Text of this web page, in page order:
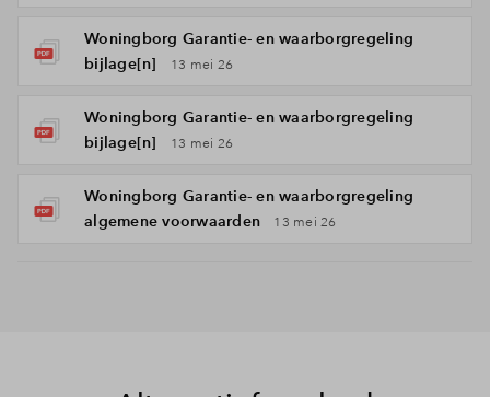
Woningborg Garantie- en waarborgregeling
bijlage[n]
13 mei 26
Woningborg Garantie- en waarborgregeling
bijlage[n]
13 mei 26
Woningborg Garantie- en waarborgregeling
algemene voorwaarden
13 mei 26